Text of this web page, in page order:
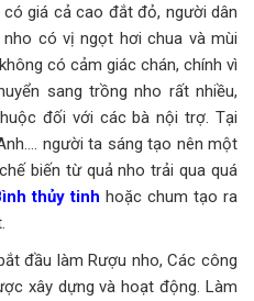
giá cả cao đắt đỏ, người dân
có vị ngọt hơi chua và mùi
có cảm giác chán, chính vì
sang trồng nho rất nhiều,
đối với các bà nội trợ. Tại
người ta sáng tạo nên một
biến từ quả nho trải qua quá
thủy tinh hoặc chum tạo ra
đầu làm Rượu nho, Các công
xây dựng và hoạt động. Làm